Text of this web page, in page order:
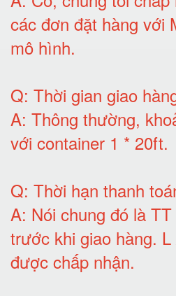
các đơn đặt hàng với
mô hình.
Q: Thời gian giao
A: Thông thường,
với container 1 * 20ft.
Q: Thời hạn thanh
A: Nói chung đó là
trước khi giao hàng.
được chấp nhận.